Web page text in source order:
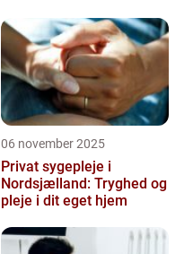
06 november 2025
Privat sygepleje i
Nordsjælland: Tryghed og
pleje i dit eget hjem